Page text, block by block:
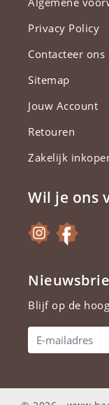
Privacy Policy
Contacteer ons
Sitemap
Jouw Account
Retouren
Zakelijk
Wil je ons
Blijf op de